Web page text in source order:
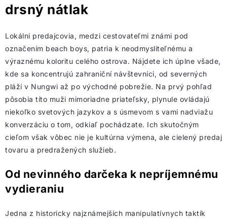
drsný nátlak
Lokálni predajcovia, medzi cestovateľmi známi pod
označením beach boys, patria k neodmysliteľnému a
výraznému koloritu celého ostrova. Nájdete ich úplne všade,
kde sa koncentrujú zahraniční návštevníci, od severných
pláží v Nungwi až po východné pobrežie. Na prvý pohľad
pôsobia títo muži mimoriadne priateľsky, plynule ovládajú
niekoľko svetových jazykov a s úsmevom s vami nadviažu
konverzáciu o tom, odkiaľ pochádzate. Ich skutočným
cieľom však vôbec nie je kultúrna výmena, ale cielený predaj
tovaru a predražených služieb.
Od nevinného darčeka k nepríjemnému
vydieraniu
Jedna z historicky najznámejších manipulatívnych taktík